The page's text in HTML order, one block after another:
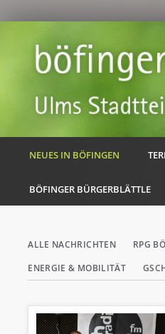
NEUES IN BÖFINGEN
BÖFINGER BÜRGERBLÄTTLE
Navigation
ALLE NACHRICHTEN RPG
ENERGIE & MOBILITÄT